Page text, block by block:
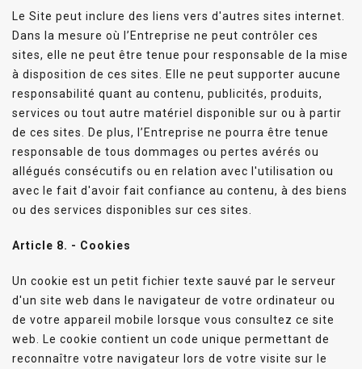
Le Site peut inclure des liens vers d'autres sites internet.
Dans la mesure où l’Entreprise ne peut contrôler ces
sites, elle ne peut être tenue pour responsable de la mise
à disposition de ces sites. Elle ne peut supporter aucune
responsabilité quant au contenu, publicités, produits,
services ou tout autre matériel disponible sur ou à partir
de ces sites. De plus, l’Entreprise ne pourra être tenue
responsable de tous dommages ou pertes avérés ou
allégués consécutifs ou en relation avec l'utilisation ou
avec le fait d'avoir fait confiance au contenu, à des biens
ou des services disponibles sur ces sites.
Article 8. - Cookies
Un cookie est un petit fichier texte sauvé par le serveur
d'un site web dans le navigateur de votre ordinateur ou
de votre appareil mobile lorsque vous consultez ce site
web. Le cookie contient un code unique permettant de
reconnaître votre navigateur lors de votre visite sur le